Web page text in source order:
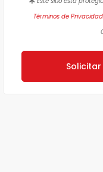
Términos de Privacidad